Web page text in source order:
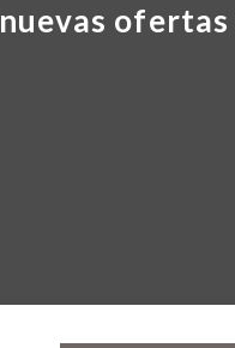
nuevas ofertas